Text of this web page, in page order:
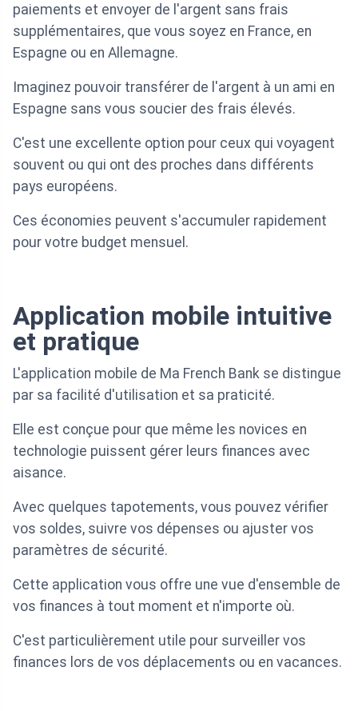
paiements et envoyer de l'argent sans frais
supplémentaires, que vous soyez en France, en
Espagne ou en Allemagne.
Imaginez pouvoir transférer de l'argent à un ami en
Espagne sans vous soucier des frais élevés.
C'est une excellente option pour ceux qui voyagent
souvent ou qui ont des proches dans différents
pays européens.
Ces économies peuvent s'accumuler rapidement
pour votre budget mensuel.
Application mobile intuitive
et pratique
L'application mobile de Ma French Bank se distingue
par sa facilité d'utilisation et sa praticité.
Elle est conçue pour que même les novices en
technologie puissent gérer leurs finances avec
aisance.
Avec quelques tapotements, vous pouvez vérifier
vos soldes, suivre vos dépenses ou ajuster vos
paramètres de sécurité.
Cette application vous offre une vue d'ensemble de
vos finances à tout moment et n'importe où.
C'est particulièrement utile pour surveiller vos
finances lors de vos déplacements ou en vacances.